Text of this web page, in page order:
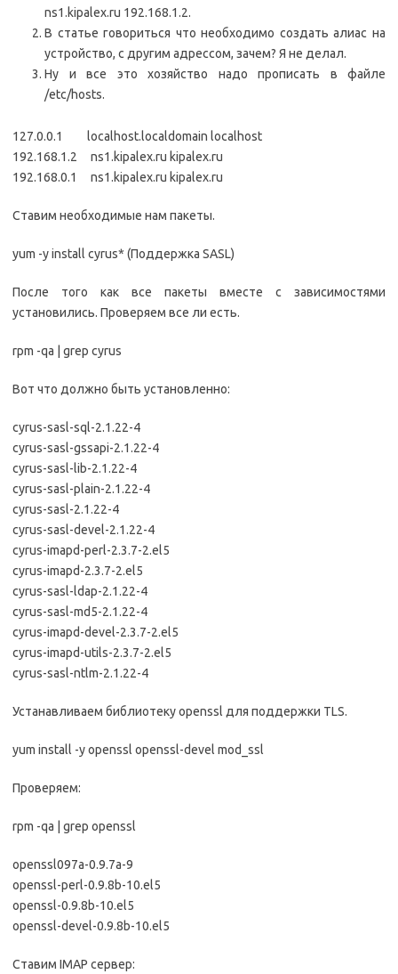
ns1.kipalex.ru 192.168.1.2.
В статье говориться что необходимо создать алиас на
устройство, с другим адрессом, зачем? Я не делал.
Ну и все это хозяйство надо прописать в файле
/etc/hosts.
127.0.0.1 localhost.localdomain localhost
192.168.1.2 ns1.kipalex.ru kipalex.ru
192.168.0.1 ns1.kipalex.ru kipalex.ru
Ставим необходимые нам пакеты.
yum -y install cyrus* (Поддержка SASL)
После того как все пакеты вместе с зависимостями
установились. Проверяем все ли есть.
rpm -qa | grep cyrus
Вот что должно быть установленно:
cyrus-sasl-sql-2.1.22-4
cyrus-sasl-gssapi-2.1.22-4
cyrus-sasl-lib-2.1.22-4
cyrus-sasl-plain-2.1.22-4
cyrus-sasl-2.1.22-4
cyrus-sasl-devel-2.1.22-4
cyrus-imapd-perl-2.3.7-2.el5
cyrus-imapd-2.3.7-2.el5
cyrus-sasl-ldap-2.1.22-4
cyrus-sasl-md5-2.1.22-4
cyrus-imapd-devel-2.3.7-2.el5
cyrus-imapd-utils-2.3.7-2.el5
cyrus-sasl-ntlm-2.1.22-4
Устанавливаем библиотеку openssl для поддержки TLS.
yum install -y openssl openssl-devel mod_ssl
Проверяем:
rpm -qa | grep openssl
openssl097a-0.9.7a-9
openssl-perl-0.9.8b-10.el5
openssl-0.9.8b-10.el5
openssl-devel-0.9.8b-10.el5
Ставим IMAP сервер: